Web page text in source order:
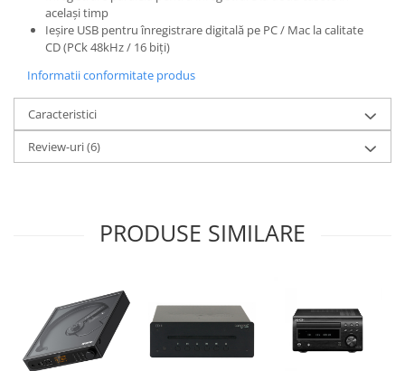
același timp
Ieșire USB pentru înregistrare digitală pe PC / Mac la calitate
CD (PCk 48kHz / 16 biți)
Informatii conformitate produs
Caracteristici
Review-uri(6)
PRODUSE SIMILARE